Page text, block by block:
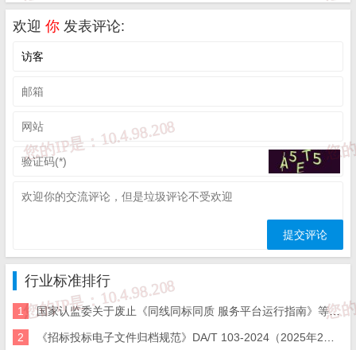
6
7 2016RB064
机构要求
9 2016RB070
10 2016RB049 RB/T220-2018
检验检测机构
欢迎 你 发表评论:
行业标准排行
1 国家认监委关于废止《同线同标同质 服务平台运行指南》等19项认证认可行业标准的公告
2 《招标投标电子文件归档规范》DA/T 103-2024（2025年2月1日实施）